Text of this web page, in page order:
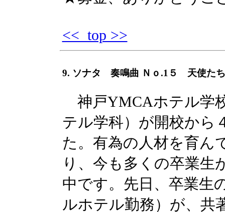
<< top >>
9. ソナタ 奏鳴曲 Ｎｏ.1５ 天使た
神戸YMCAホテル学
テル学科）が開校から
た。有為の人材を育ん
り、今も多くの卒業生
中です。先日、卒業生
ルホテル勤務）が、共